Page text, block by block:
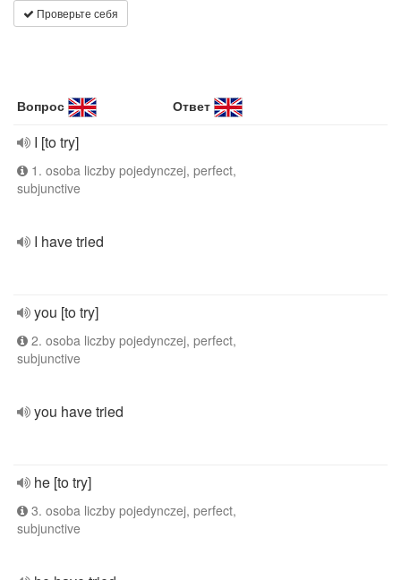
Проверьте себя
Вопрос Ответ
I [to try]
1. osoba liczby pojedynczej, perfect,
subjunctive
I have tried
you [to try]
2. osoba liczby pojedynczej, perfect,
subjunctive
you have tried
he [to try]
3. osoba liczby pojedynczej, perfect,
subjunctive